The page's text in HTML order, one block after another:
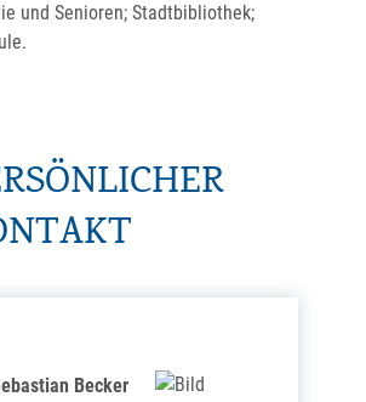
und Senioren; Stadtbibliothek;
Becker